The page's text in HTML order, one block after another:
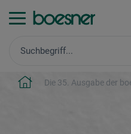
Die 35. Ausgabe der